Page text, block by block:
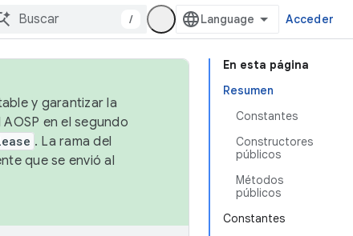
/ Acceder
En esta página
Resumen
Constantes
Constructores
públicos
Métodos
públicos
Constantes
y garantizar la
en el segundo
. La rama del
que se envió al